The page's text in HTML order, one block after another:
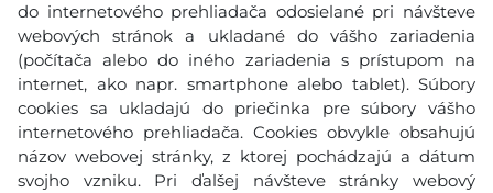
do internetového prehliadača odosielané pri návšteve
webových stránok a ukladané do vášho zariadenia
(počítača alebo do iného zariadenia s prístupom na
internet, ako napr. smartphone alebo tablet). Súbory
cookies sa ukladajú do priečinka pre súbory vášho
internetového prehliadača. Cookies obvykle obsahujú
názov webovej stránky, z ktorej pochádzajú a dátum
svojho vzniku. Pri ďalšej návšteve stránky webový